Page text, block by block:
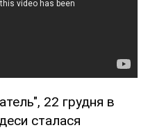
22 грудня в
сталася